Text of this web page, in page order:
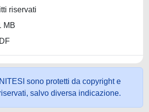
riservati
MB
sono protetti da copyright e
salvo diversa indicazione.